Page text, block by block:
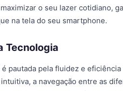
o seu lazer cotidiano,
na tela do seu smartphone.
Tecnologia
pautada pela fluidez e eficiência
a navegação entre as